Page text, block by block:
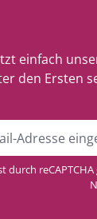
einfach
den Ersten
durch